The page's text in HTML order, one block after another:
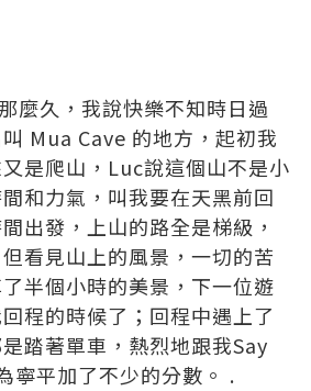
麼久，我說快樂不知時日過
Mua Cave 的地方，起初我
是爬山，Luc說這個山不是小
和力氣，叫我要在天黑前回
出發，上山的路全是梯級，
看見山上的風景，一切的苦
半個小時的美景，下一位遊
程的時候了；回程中遇上了
踏著單車，熱烈地跟我Say
寧平加了不少的分數。 .